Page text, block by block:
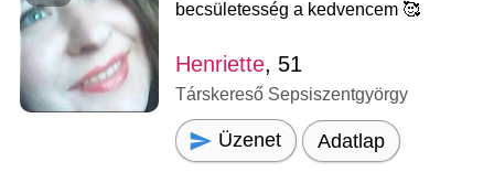
becsületesség a kedvencem 🥰
Henriette, 51
Társkereső Sepsiszentgyörgy
Üzenet Adatlap